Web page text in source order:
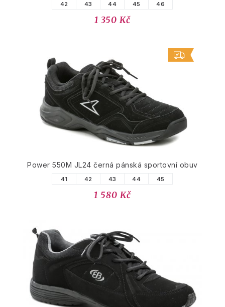
42 43 44 45 46
1 350 Kč
Power 550M JL24 černá pánská sportovní obuv
41 42 43 44 45
1 580 Kč